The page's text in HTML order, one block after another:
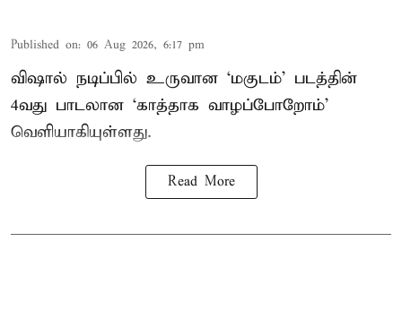
Published on: 06 Aug 2026, 6:17 pm
விஷால் நடிப்பில் உருவான ‘மகுடம்’ படத்தின்
4வது பாடலான ‘காத்தாக வாழப்போறோம்’
வெளியாகியுள்ளது.
Read More